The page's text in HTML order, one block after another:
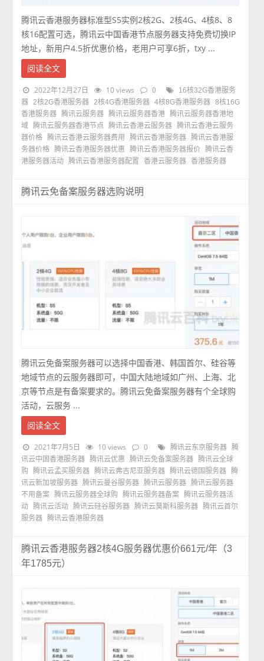
腾讯云香港服务器标准型S5实例2核2G、2核4G、4核8、8
核16配置可选，腾讯云中国香港节点服务器支持免费切换IP
地址，新用户4.5折优惠价格，老用户可享6折，txy ...
阅读全文
2022年12月27日 10 views 0
16核32G香港服务
器 2核2G香港服务器 2核4G香港服务器 4核8G香港服务器 8核16G
香港服务器 腾讯云服务器 腾讯云服务器香港 腾讯云服务器香港地
域 腾讯云服务器香港节点 腾讯云香港云服务器 腾讯云香港云服务
器价格 腾讯云香港云服务器费用 腾讯云香港服务器 腾讯云香港服
务器价格 腾讯云香港服务器优惠 腾讯云香港服务器报价 腾讯云香
港服务器活动 腾讯云香港服务器配置 香港云服务器 香港服务器
腾讯云免备案服务器选购说明
腾讯云免备案服务器可以选择中国香港、韩国首尔、硅谷等
地域节点的云服务器即可，中国大陆地域如广州、上海、北
京等节点是有备案要求的。腾讯云免备案服务器有个全球购
活动，云服务 ...
阅读全文
2021年7月5日 10 views 0 腾讯云东京服务器
腾
讯云中国香港服务器 腾讯云优惠 腾讯云免备案服务器 腾讯云全球
购
腾讯云孟买服务器 腾讯云弗吉尼亚服务器 腾讯云德国服务器 腾
讯云新加坡服务器 腾讯云曼谷服务器 腾讯云服务器 腾讯云服务器
不用备案 腾讯云服务器全球购 腾讯云服务器备案 腾讯云服务器活
动 腾讯云活动 腾讯云硅谷服务器 腾讯云莫斯科服务器 腾讯云首尔
服务器 腾讯云香港服务器
腾讯云香港服务器2核4G服务器优惠价661元/年（3
年1785元）